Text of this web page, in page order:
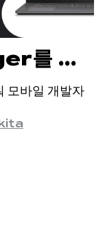
를 통
능 통계
모바일 개발자